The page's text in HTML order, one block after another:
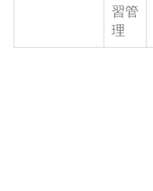
習管
理